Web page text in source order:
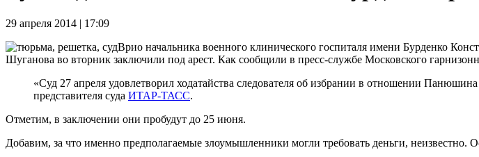
29 апреля 2014 | 17:09
Врио начальника военного клинического госпиталя имени Бурденко
Шуганова во вторник заключили под арест. Как сообщили в пресс-службе Московского
«Суд 27 апреля удовлетворил ходатайства следователя об избрании в отношении
представителя суда ИТАР-ТАСС.
Отметим, в заключении они пробудут до 25 июня.
Добавим, за что именно предполагаемые злоумышленники могли требовать деньги, неизвестно.